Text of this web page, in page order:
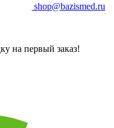
shop@bazismed.ru
на первый заказ!